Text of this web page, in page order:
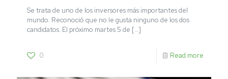
Se trata de uno de los inversores más importantes del
mundo. Reconoció que no le gusta ninguno de los dos
candidatos. El próximo martes 5 de […]
0 Read more